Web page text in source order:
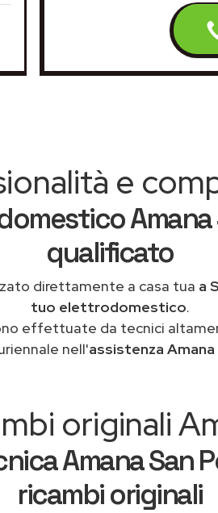
e
Amana
qualificato
direttamente a casa tua a
tuo elettrodomestico.
effettuate da tecnici
nell'assistenza Amana
originali
Amana San
ricambi originali